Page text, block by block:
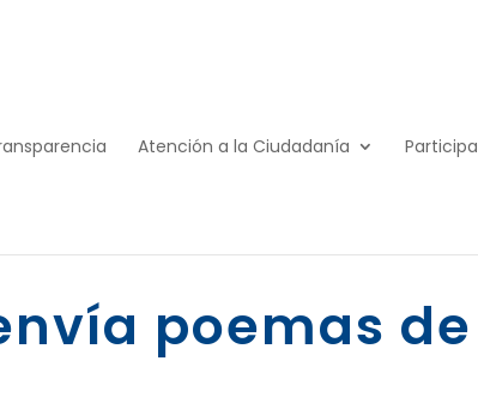
Atención a la Ciudadanía Participa
poemas de